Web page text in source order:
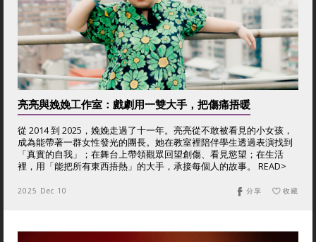
亮亮與娩娩工作室：戲劇用一雙大手，把傷痛捂暖
從 2014 到 2025，娩娩走過了十一年。亮亮從不敢被看見的小女孩，
成為能帶著一群女性發光的團長。她在教室裡陪伴學生透過表演找到
「真實的自我」；在舞台上帶領觀眾回望創傷、看見慾望；在生活
裡，用「能把所有東西捂熱」的大手，承接每個人的故事。 READ>
2025 Dec 10 收藏
分享